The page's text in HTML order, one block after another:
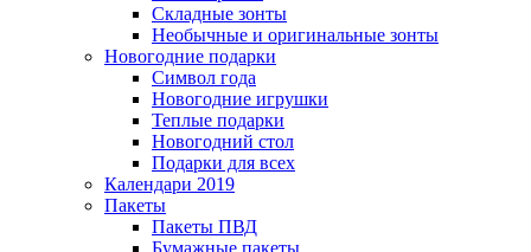
Складные зонты
Необычные и оригинальные зонты
Новогодние подарки
Символ года
Новогодние игрушки
Теплые подарки
Новогодний стол
Подарки для всех
Календари 2019
Пакеты
Пакеты ПВД
Бумажные пакеты